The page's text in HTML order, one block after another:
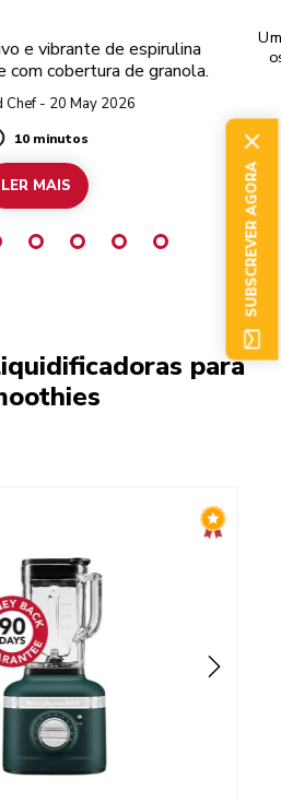
e vibrante de espirulina
com cobertura de granola.
Chef - 20 May 2026
10 minutos
LER MAIS
para
SUBSCREVER AGORA